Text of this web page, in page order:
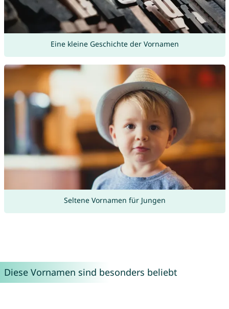
Eine kleine Geschichte der Vornamen
Seltene Vornamen für Jungen
Diese Vornamen sind besonders beliebt